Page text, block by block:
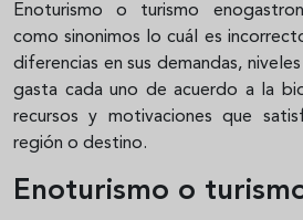
Enoturismo o turismo
como sinonimos lo cuál es
diferencias en sus demandas,
gasta cada uno de acuerdo a la
recursos y motivaciones que
región o destino.
Enoturismo o